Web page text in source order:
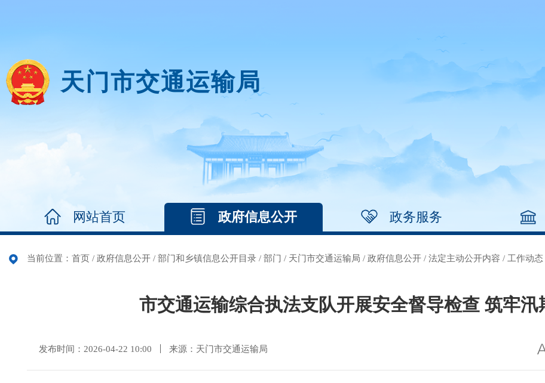
天门市交通运输局
网站首页 政府信息公开 政务服务
当前位置： 首页 / 政府信息公开 / 部门和乡镇信息公开目录 / 部门 / 天门市交通运输局 / 政府信息公开 / 法定主动公开内容 / 工作动态
市交通运输综合执法支队开展安全督导检查 筑牢汛
发布时间：2026-04-22 10:00 来源：天门市交通运输局